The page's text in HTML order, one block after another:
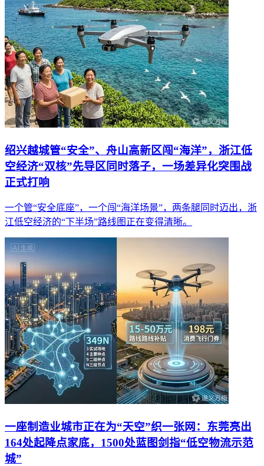
绍兴越城管“安全”、舟山高新区闯“海洋”，浙江低
空经济“双核”先导区同时落子，一场差异化突围战
正式打响
一个管“安全底座”，一个闯“海洋场景”，两条腿同时迈出，浙
江低空经济的“下半场”路线图正在变得清晰。
一座制造业城市正在为“天空”织一张网：东莞亮出
164处起降点家底，1500处蓝图剑指“低空物流示范
城”